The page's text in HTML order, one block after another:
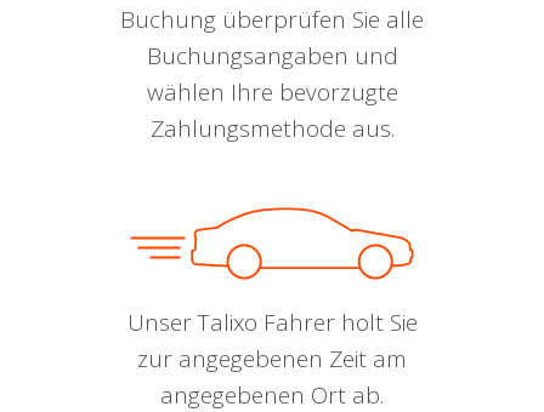
Buchung überprüfen Sie alle
Buchungsangaben und
wählen Ihre bevorzugte
Zahlungsmethode aus.
Unser Talixo Fahrer holt Sie
zur angegebenen Zeit am
angegebenen Ort ab.